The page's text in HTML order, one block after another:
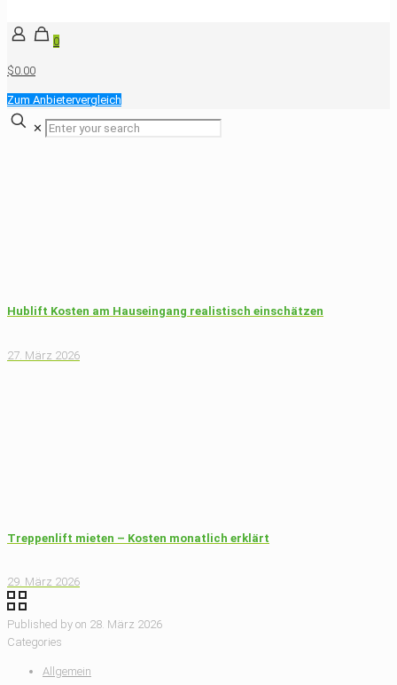
0
$0.00
Zum Anbietervergleich
✕
Hublift Kosten am Hauseingang realistisch einschätzen
27. März 2026
Treppenlift mieten – Kosten monatlich erklärt
29. März 2026
Published by on 28. März 2026
Categories
Allgemein